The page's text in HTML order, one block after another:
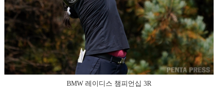
BMW 레이디스 챔피언십 3R